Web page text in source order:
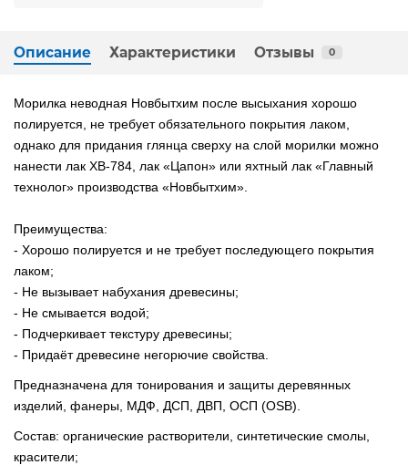
Описание Характеристики Отзывы 0
Морилка неводная Новбытхим после высыхания хорошо
полируется, не требует обязательного покрытия лаком,
однако для придания глянца сверху на слой морилки можно
нанести лак ХВ-784, лак «Цапон» или яхтный лак «Главный
технолог» производства «Новбытхим».
Преимущества:
- Хорошо полируется и не требует последующего покрытия
лаком;
- Не вызывает набухания древесины;
- Не смывается водой;
- Подчеркивает текстуру древесины;
- Придаёт древесине негорючие свойства.
Предназначена для тонирования и защиты деревянных
изделий, фанеры, МДФ, ДСП, ДВП, ОСП (OSB).
Состав: органические растворители, синтетические смолы,
красители;